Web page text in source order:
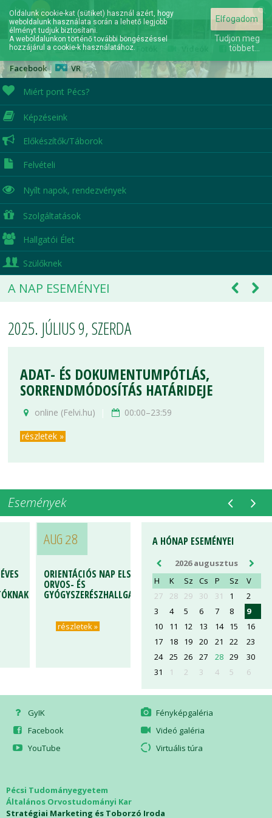
hu
en
Elérhetőségek
Hírek| Események| Fotók
Facebook| VR
Miért pont Pécs?
Képzéseink
Előkészítők/Táborok
Felvételi
Nyílt napok, rendezvények
Szolgáltatások
Hallgatói Élet
Szülőknek
A NAP ESEMÉNYEI
2025. JÚLIUS 9, SZERDA
ADAT- ÉS DOKUMENTUMPÓTLÁS,
SORRENDMÓDOSÍTÁS HATÁRIDEJE
online (Felvi.hu) | 00:00–23:59
részletek »
Események
A HÓNAP ESEMÉNYEI
2026 augusztus
H
K Sz Cs P Sz
V
27
28 29 30 31 1
2
3
4 5 6 7 8
9
10
11 12 13 14 15
16
17
18 19 20 21 22
23
24
25 26 27 28 29
30
31
1 2 3 4 5 6
AUG 28
ORIENTÁCIÓS NAP ELSŐÉVES
ORVOS- ÉS
GYÓGYSZERÉSZHALLGATÓKNAK
részletek »
GyIK
Facebook
YouTube
Fényképgaléria
Videó galéria
Virtuális túra
Pécsi Tudományegyetem
Általános Orvostudományi Kar
Stratégiai Marketing és Toborzó Iroda
Oldalunk cookie-kat (sütiket) használ azért, hogy
weboldalunk használata során a lehető legjobb
élményt tudjuk biztosítani.
A weboldalunkon történő további böngészéssel
hozzájárul a cookie-k használatához.
Elfogadom
Tudjon meg
többet...